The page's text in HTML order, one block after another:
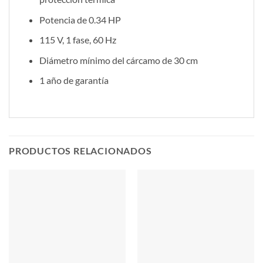
Potencia de 0.34 HP
115 V, 1 fase, 60 Hz
Diámetro mínimo del cárcamo de 30 cm
1 año de garantía
PRODUCTOS RELACIONADOS